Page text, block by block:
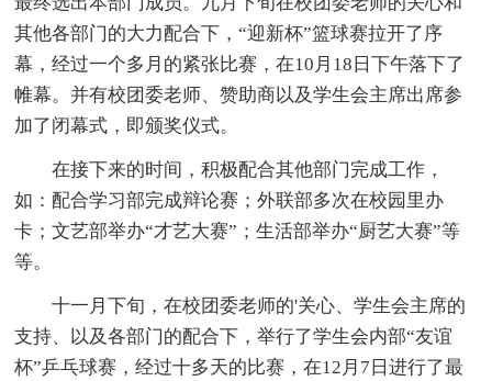
其他各部门的大力配合下，“迎新杯”篮球赛拉开了序
幕，经过一个多月的紧张比赛，在10月18日下午落下了
帷幕。并有校团委老师、赞助商以及学生会主席出席参
加了闭幕式，即颁奖仪式。
在接下来的时间，积极配合其他部门完成工作，
如：配合学习部完成辩论赛；外联部多次在校园里办
卡；文艺部举办“才艺大赛”；生活部举办“厨艺大赛”等
等。
十一月下旬，在校团委老师的'关心、学生会主席的
支持、以及各部门的配合下，举行了学生会内部“友谊
杯”乒乓球赛，经过十多天的比赛，在12月7日进行了最